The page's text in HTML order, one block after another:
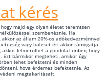
kérés
majd egy olyan életet teremtsen
szembenéznie. Ha
az állam 20%-os adókedvezménnyel
vagy baleset éri akkor támogatja
felmerülhet a gondolat önben, hogy
Ezt bármikor megteheti, amikor úgy
lehet befektetni és minden
hova érdemes befektetnie. Az
megtakarításait.